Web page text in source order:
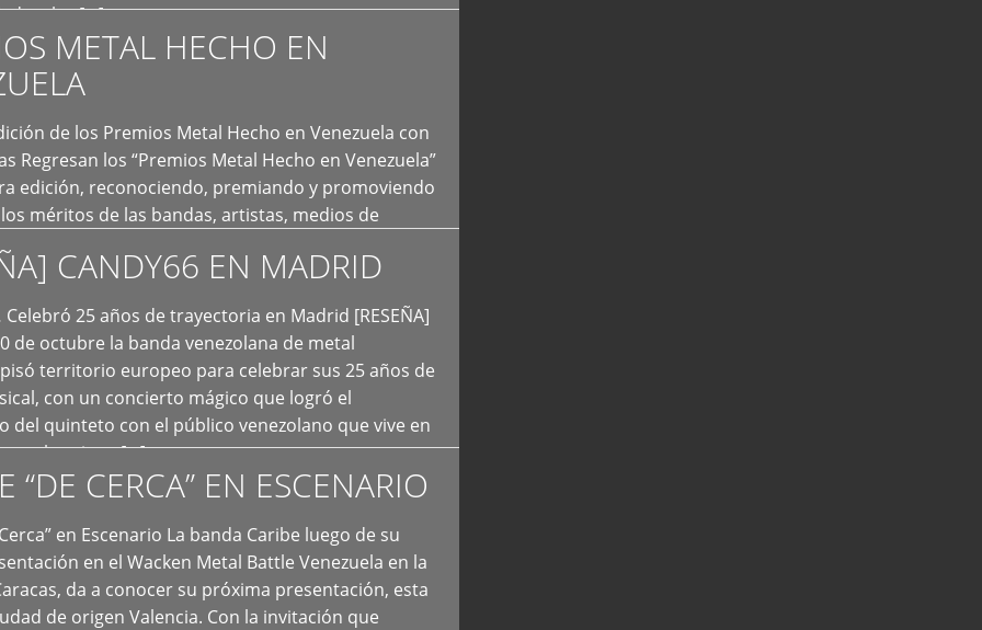
a las […]
METAL HECHO EN
de los Premios Metal Hecho en Venezuela con
Regresan los “Premios Metal Hecho en Venezuela”
edición, reconociendo, premiando y promoviendo
méritos de las bandas, artistas, medios de
tendencias del metal y […]
CANDY66 EN MADRID
Celebró 25 años de trayectoria en Madrid [RESEÑA]
de octubre la banda venezolana de metal
territorio europeo para celebrar sus 25 años de
con un concierto mágico que logró el
del quinteto con el público venezolano que vive en
que los sigue […]
“DE CERCA” EN ESCENARIO
en Escenario La banda Caribe luego de su
en el Wacken Metal Battle Venezuela en la
da a conocer su próxima presentación, esta
de origen Valencia. Con la invitación que